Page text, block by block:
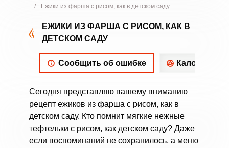
/
Ежики из фарша с рисом, как в детском саду
ЕЖИКИ ИЗ ФАРША С РИСОМ, КАК В
ДЕТСКОМ САДУ
Сообщить об ошибке
Сегодня представляю вашему вниманию
рецепт ежиков из фарша с рисом, как в
детском саду. Кто помнит мягкие нежные
тефтельки с рисом, как детском саду? Даже
если воспоминаний не сохранилось, а меню